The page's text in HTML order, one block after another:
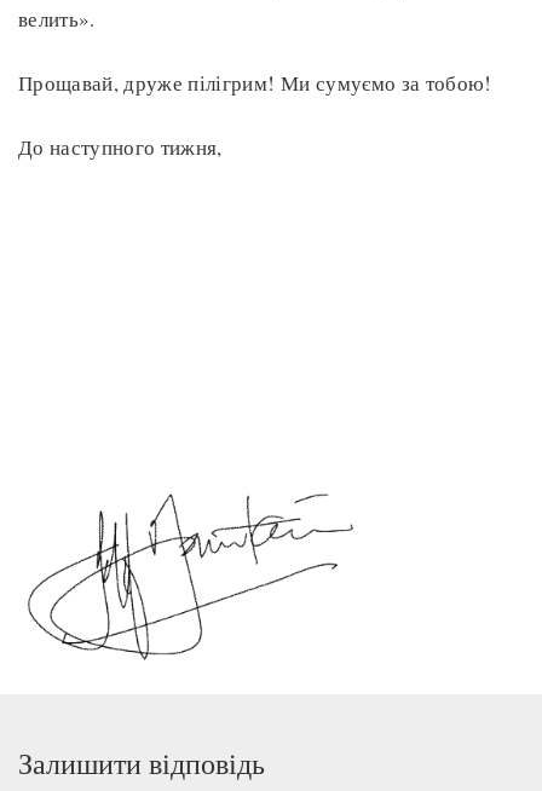
велить».
Прощавай, друже пілігрим! Ми сумуємо за тобою!
До наступного тижня,
Залишити відповідь